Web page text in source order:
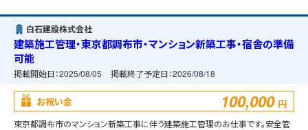
白石建設株式会社
建築施工管理・東京都調布市・マンション新築工事・宿舎の準備
可能
掲載開始日：2025/08/05 掲載終了予定日：2026/08/18
お祝い金 100,000 円
東京都調布市のマンション新築工事に伴う建築施工管理のお仕事です。安全管